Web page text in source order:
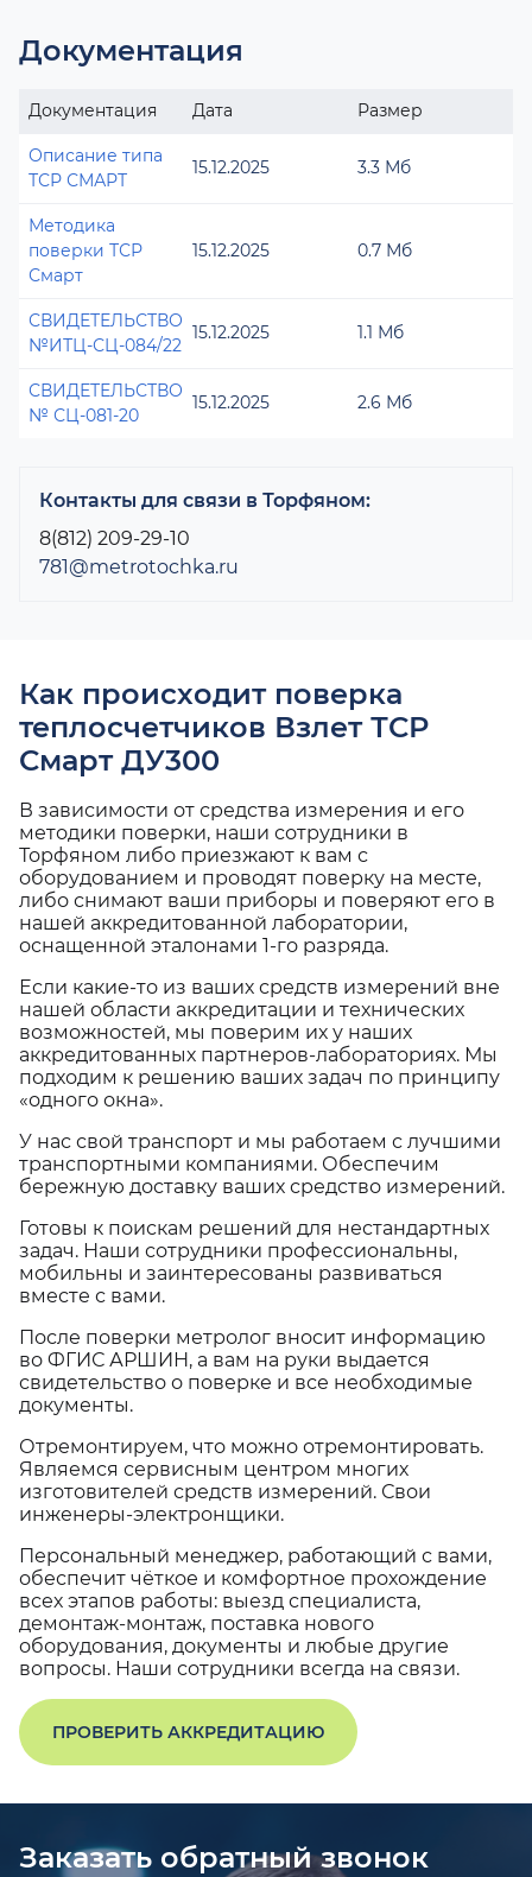
Документация
Документация Дата Размер
Описание типа
ТСР СМАРТ
15.12.2025 3.3 Мб
Методика
поверки ТСР
Смарт
15.12.2025 0.7 Мб
СВИДЕТЕЛЬСТВО
№ИТЦ-СЦ-084/22
15.12.2025 1.1 Мб
СВИДЕТЕЛЬСТВО
№ СЦ-081-20
15.12.2025 2.6 Мб
Контакты для связи в Торфяном:
8(812) 209-29-10
781@metrotochka.ru
Как происходит поверка
теплосчетчиков Взлет ТСР
Смарт ДУ300
В зависимости от средства измерения и его
методики поверки, наши сотрудники в
Торфяном либо приезжают к вам с
оборудованием и проводят поверку на месте,
либо снимают ваши приборы и поверяют его в
нашей аккредитованной лаборатории,
оснащенной эталонами 1-го разряда.
Если какие-то из ваших средств измерений вне
нашей области аккредитации и технических
возможностей, мы поверим их у наших
аккредитованных партнеров-лабораториях. Мы
подходим к решению ваших задач по принципу
«одного окна».
У нас свой транспорт и мы работаем с лучшими
транспортными компаниями. Обеспечим
бережную доставку ваших средство измерений.
Готовы к поискам решений для нестандартных
задач. Наши сотрудники профессиональны,
мобильны и заинтересованы развиваться
вместе с вами.
После поверки метролог вносит информацию
во ФГИС АРШИН, а вам на руки выдается
свидетельство о поверке и все необходимые
документы.
Отремонтируем, что можно отремонтировать.
Являемся сервисным центром многих
изготовителей средств измерений. Свои
инженеры-электронщики.
Персональный менеджер, работающий с вами,
обеспечит чёткое и комфортное прохождение
всех этапов работы: выезд специалиста,
демонтаж-монтаж, поставка нового
оборудования, документы и любые другие
вопросы. Наши сотрудники всегда на связи.
ПРОВЕРИТЬ АККРЕДИТАЦИЮ
Заказать обратный звонок